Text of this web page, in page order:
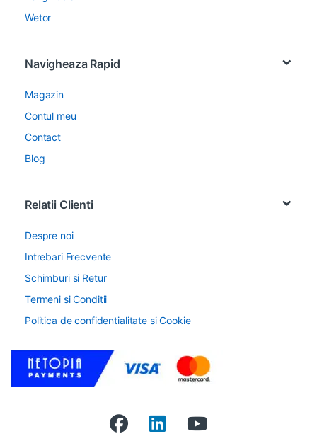
Wetor
Navigheaza Rapid
Magazin
Contul meu
Contact
Blog
Relatii Clienti
Despre noi
Intrebari Frecvente
Schimburi si Retur
Termeni si Conditii
Politica de confidentialitate si Cookie